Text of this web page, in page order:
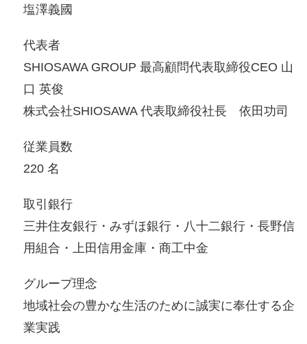
塩澤義國
代表者
SHIOSAWA GROUP 最高顧問代表取締役CEO 山
口 英俊
株式会社SHIOSAWA 代表取締役社長 依田功司
従業員数
220 名
取引銀行
三井住友銀行・みずほ銀行・八十二銀行・長野信
用組合・上田信用金庫・商工中金
グループ理念
地域社会の豊かな生活のために誠実に奉仕する企
業実践